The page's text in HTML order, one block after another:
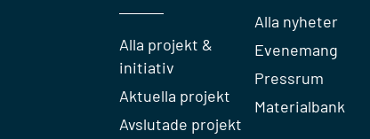
Alla projekt &
initiativ
Aktuella projekt
Avslutade projekt
Alla nyheter
Evenemang
Pressrum
Materialbank